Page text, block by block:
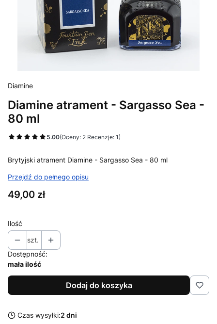
Diamine
Diamine atrament - Sargasso Sea -
80 ml
5.00(Oceny: 2 Recenzje: 1)
Brytyjski atrament Diamine - Sargasso Sea - 80 ml
Przejdź do pełnego opisu
Cena
49,00 zł
Ilość
szt.
Dostępność:
mała ilość
Dodaj do koszyka
Czas wysyłki:2 dni